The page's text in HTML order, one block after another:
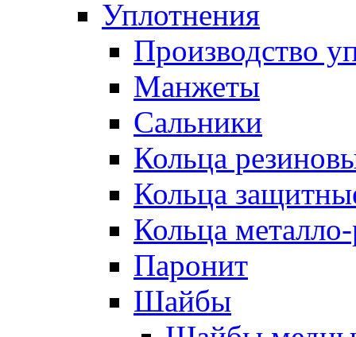
Уплотнения
Производство
Манжеты
Сальники
Кольца
Кольца
Кольца
Паронит
Шайбы